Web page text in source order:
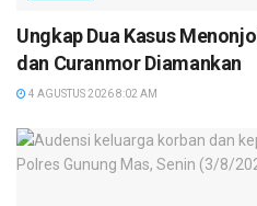
Ungkap Dua Kasus
dan Curanmor Diamankan
4 AGUSTUS 2026 8:02 AM